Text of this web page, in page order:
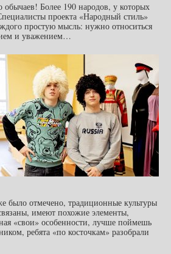
Более 190 народов, у которых
проекта «Народный стиль»
простую мысль: нужно относиться
и уважением…
было отмечено, традиционные культуры
имеют похожие элементы,
«свои» особенности, лучше поймешь
ребята «по косточкам» разобрали